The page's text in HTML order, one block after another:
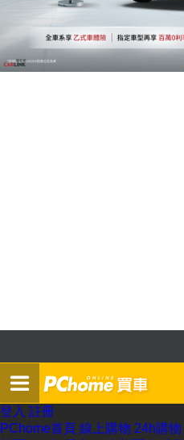
登入 註冊
PChome首頁 線上購物 24h購物